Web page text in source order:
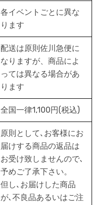
各イベントごとに異な
ります
配送は原則佐川急便に
なりますが、商品によ
っては異なる場合があ
ります
全国一律1,100円(税込)
原則として､お客様にお
届けする商品の返品は
お受け致しませんので､
予めご了承下さい。
但し､お届けした商品
が､不良品あるいはご注